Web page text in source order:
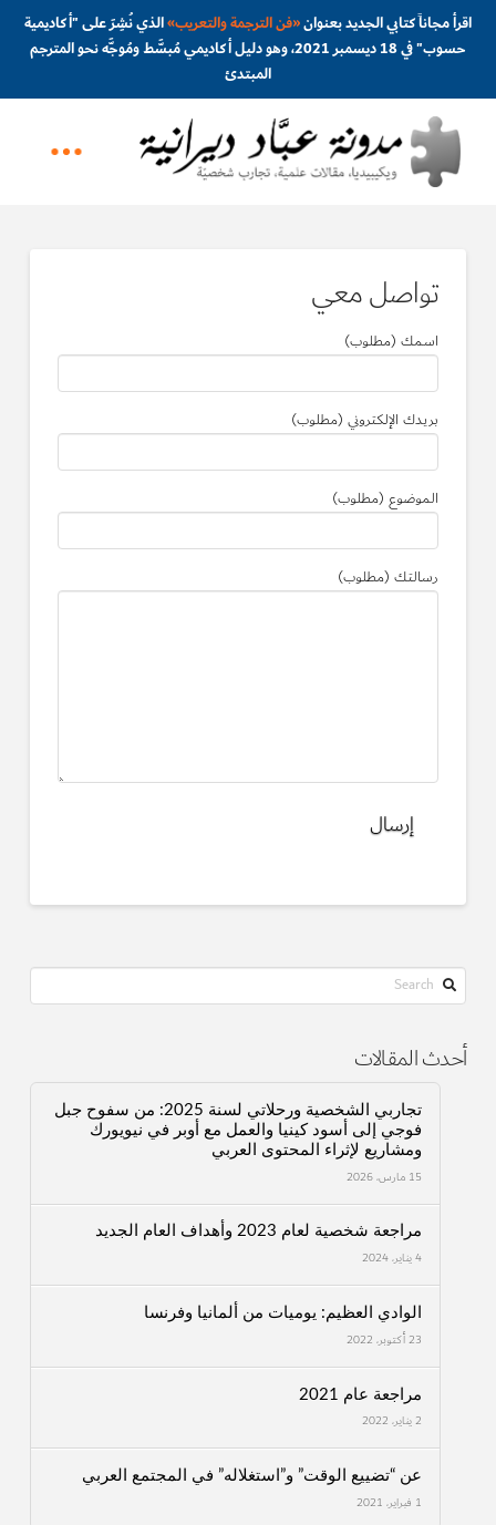
اقرأ مجاناً كتابي الجديد بعنوان«فن الترجمة والتعريب»الذي نُشِرَ على "أكاديمية
حسوب" في 18 ديسمبر 2021، وهو دليل أكاديمي مُبسَّط ومُوجَّه نحو المترجم
المبتدئ
تواصل معي
اسمك (مطلوب)
بريدك الإلكتروني (مطلوب)
الموضوع (مطلوب)
رسالتك (مطلوب)
Search
أحدث المقالات
تجاربي الشخصية ورحلاتي لسنة 2025: من سفوح جبل
فوجي إلى أسود كينيا والعمل مع أوبر في نيويورك
ومشاريع لإثراء المحتوى العربي
15 مارس، 2026
مراجعة شخصية لعام 2023 وأهداف العام الجديد
4 يناير، 2024
الوادي العظيم: يوميات من ألمانيا وفرنسا
23 أكتوبر، 2022
مراجعة عام 2021
2 يناير، 2022
عن “تضييع الوقت” و”استغلاله” في المجتمع العربي
1 فبراير، 2021